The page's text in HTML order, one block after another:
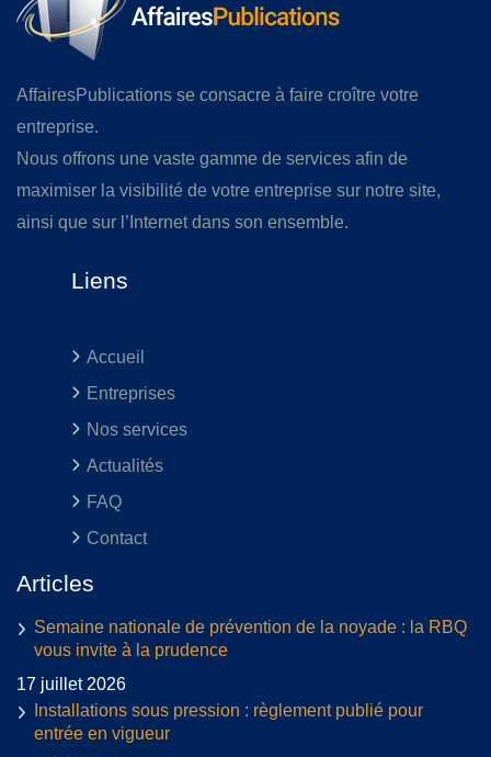
AffairesPublications se consacre à faire croître votre
entreprise.
Nous offrons une vaste gamme de services afin de
maximiser la visibilité de votre entreprise sur notre site,
ainsi que sur l’Internet dans son ensemble.
Liens
Accueil
Entreprises
Nos services
Actualités
FAQ
Contact
Articles
Semaine nationale de prévention de la noyade : la RBQ
vous invite à la prudence
17 juillet 2026
Installations sous pression : règlement publié pour
entrée en vigueur